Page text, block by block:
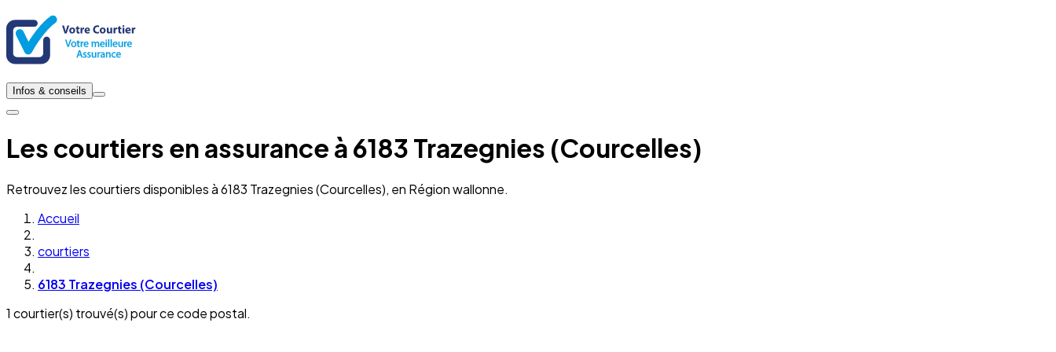
Infos & conseils
Les courtiers en assurance à 6183 Trazegnies (Courcelles)
Retrouvez les courtiers disponibles à 6183 Trazegnies (Courcelles), en Région wallonne.
Accueil
courtiers
6183 Trazegnies (Courcelles)
1 courtier(s) trouvé(s) pour ce code postal.